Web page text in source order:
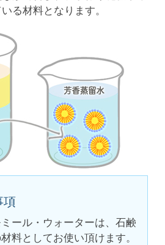
る材料となります。
項
ール・ウォーターは、石鹸
料としてお使い頂けます。